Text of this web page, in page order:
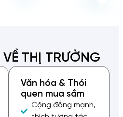
THỊ TRƯỜNG
Văn hóa & Thói
quen mua sắm
Cộng đồng mạnh,